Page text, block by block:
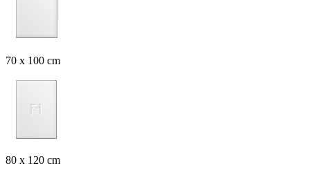
70 x 100 cm
80 x 120 cm